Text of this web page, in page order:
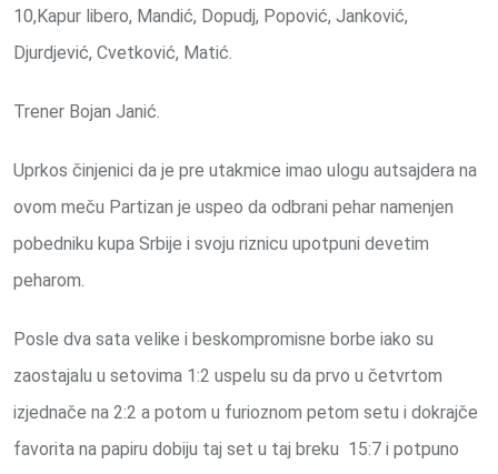
10,Kapur libero, Mandić, Dopudj, Popović, Janković,
Djurdjević, Cvetković, Matić.
Trener Bojan Janić.
Uprkos činjenici da je pre utakmice imao ulogu autsajdera na
ovom meču Partizan je uspeo da odbrani pehar namenjen
pobedniku kupa Srbije i svoju riznicu upotpuni devetim
peharom.
Posle dva sata velike i beskompromisne borbe iako su
zaostajalu u setovima 1:2 uspelu su da prvo u četvrtom
izjednače na 2:2 a potom u furioznom petom setu i dokrajče
favorita na papiru dobiju taj set u taj breku 15:7 i potpuno